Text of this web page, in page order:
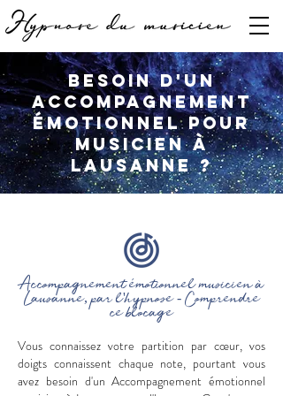
Besoin d'un
accompagnement
émotionnel pour
musicien à
Lausanne ?
Accompagnement émotionnel musicien à
Lausanne, par l'hypnose - Comprendre
ce blocage
Vous connaissez votre partition par cœur, vos
doigts connaissent chaque note, pourtant vous
avez besoin d'un Accompagnement émotionnel